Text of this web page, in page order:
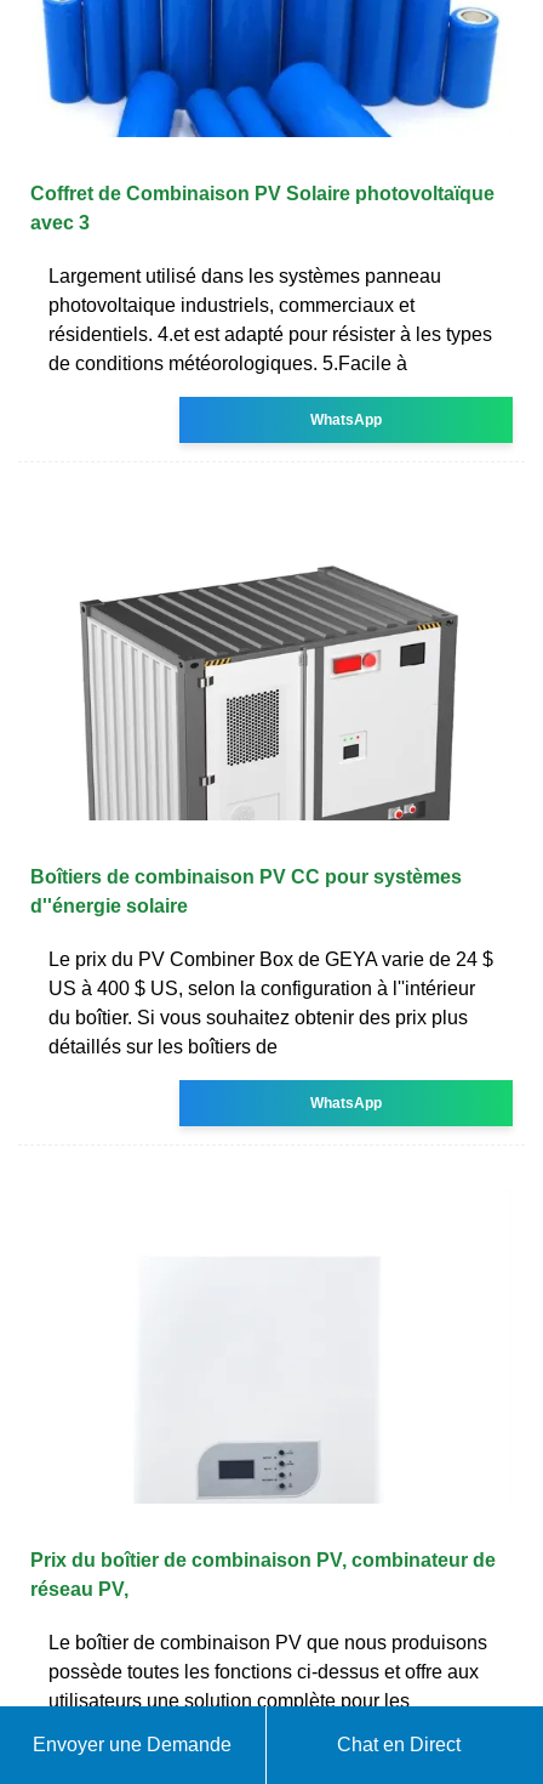
Coffret de Combinaison PV Solaire photovoltaïque
avec 3
Largement utilisé dans les systèmes panneau
photovoltaique industriels, commerciaux et
résidentiels. 4.et est adapté pour résister à les types
de conditions météorologiques. 5.Facile à
WhatsApp
Boîtiers de combinaison PV CC pour systèmes
d''énergie solaire
Le prix du PV Combiner Box de GEYA varie de 24 $
US à 400 $ US, selon la configuration à l''intérieur
du boîtier. Si vous souhaitez obtenir des prix plus
détaillés sur les boîtiers de
WhatsApp
Prix du boîtier de combinaison PV, combinateur de
réseau PV,
Le boîtier de combinaison PV que nous produisons
possède toutes les fonctions ci-dessus et offre aux
utilisateurs une solution complète pour les
Envoyer une Demande Chat en Direct